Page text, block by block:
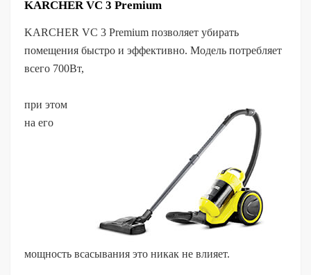
KARCHER VC 3 Premium
KARCHER VC 3 Premium позволяет убирать
помещения быстро и эффективно. Модель потребляет
всего 700Вт,
при этом
на его
мощность всасывания это никак не влияет.